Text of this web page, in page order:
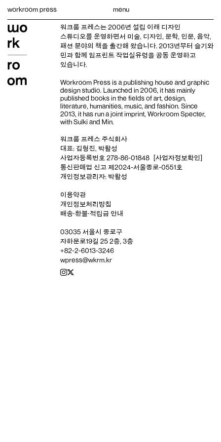
workroom press menu
워크룸 프레스는 2006년 설립 이래 디자인
스튜디오를 운영하면서 미술, 디자인, 문학, 인문, 음악,
패션 분야의 책을 출간해 왔습니다. 2013년부터 슬기와
민과 함께 임프린트 작업실유령을 공동 운영하고
있습니다.
Workroom Press is a publishing house and graphic
design studio. Launched in 2006, it has mainly
published books in the fields of art, design,
literature, humanities, music, and fashion. Since
2013, it has run a joint imprint, Workroom Specter,
with Sulki and Min.
워크룸 프레스 주식회사
대표: 김형진, 박활성
사업자등록번호 278-86-01848
[사업자정보확인]
통신판매업 신고 제2024-서울종로-0551호
개인정보관리자: 박활성
이용약관
개인정보처리방침
배송‧환불‧적립금 안내
03035 서울시 종로구
자하문로19길 25 2층, 3층
+82-2-6013-3246
wpress@wkrm.kr